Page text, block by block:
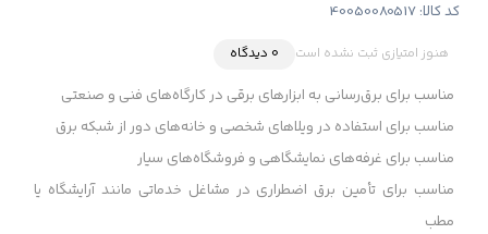
کد کالا: 40050080517
هنوز امتیازی ثبت نشده است 0 دیدگاه
مناسب برای برق‌رسانی به ابزارهای برقی در کارگاه‌های فنی و صنعتی
مناسب برای استفاده در ویلاهای شخصی و خانه‌های دور از شبکه برق
مناسب برای غرفه‌های نمایشگاهی و فروشگاه‌های سیار
مناسب برای تأمین برق اضطراری در مشاغل خدماتی مانند آرایشگاه یا
مطب